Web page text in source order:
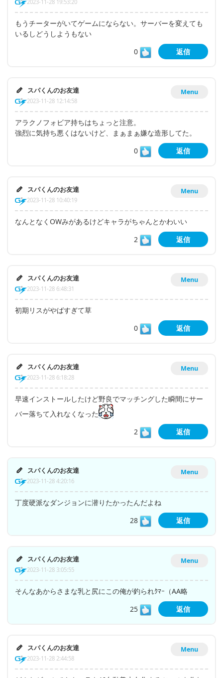
2023-11-28 19:53:20
もうチーターがいてゲームにならない。サーバーを変えても
いるしどうしようもない
0
返信
Menu
スパくんのお友達
2023-11-28 12:14:58
アラクノフォビア持ちはちょっと注意。
強烈に気持ち悪くはないけど、まぁまぁ嫌な造形してた。
0
返信
Menu
スパくんのお友達
2023-11-28 10:40:19
なんとなくOWみがあるけどキャラがちゃんとかわいい
2
返信
Menu
スパくんのお友達
2023-11-28 6:48:31
初期リスがやばすぎて草
0
返信
Menu
スパくんのお友達
2023-11-28 6:18:28
早速インストールしたけど野良でマッチングした瞬間にサー
バー落ちて入れなくなった
2
返信
Menu
スパくんのお友達
2023-11-28 4:20:16
丁度硬派なダンジョンに潜りたかったんだよね
28
返信
Menu
スパくんのお友達
2023-11-28 3:05:55
そんなあからさまな乳と尻にこの俺が釣られｸﾏｰ（AA略
25
返信
Menu
スパくんのお友達
2023-11-28 2:44:58